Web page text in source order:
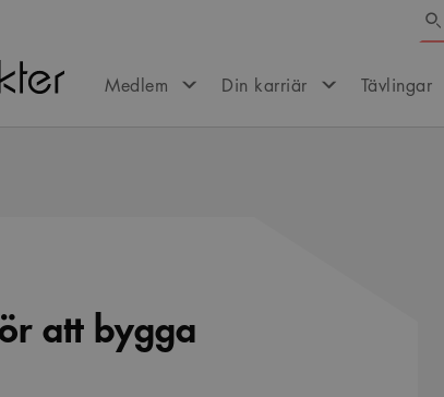
Sök
Medlem Din karriär Tävlingar
att bygga